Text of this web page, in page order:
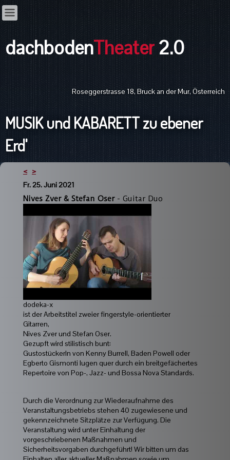
dachbodenTheater2.0
Roseggerstrasse 18, Bruck an der Mur, Österreich
MUSIK und KABARETT zu ebener
Erd'
< >
Fr. 25. Juni 2021
Nives Zver & Stefan Oser - Guitar Duo
dodeka-x
ist der Arbeitstitel zweier fingerstyle-orientierter
Gitarren,
Nives Zver und Stefan Oser.
Gezupft wird stilistisch bunt:
Gustostückerln von Kenny Burrell, Baden Powell oder
Egberto Gismonti lugen quer durch ein breitgefächertes
Repertoire von Pop-, Jazz- und Bossa Nova Standards.
Durch die Verordnung zur Wiederaufnahme des
Veranstaltungsbetriebs stehen 40 zugewiesene und
gekennzeichnete Sitzplätze zur Verfügung. Die
Veranstaltung wird unter Einhaltung der
vorgeschriebenen Maßnahmen und
Sicherheitsvorgaben durchgeführt! Wir bitten um das